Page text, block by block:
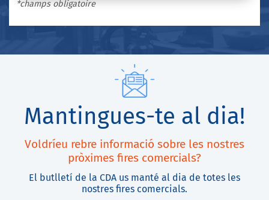
*champs obligatoire
Mantingues-te al dia!
Voldríeu rebre informació sobre les nostres
pròximes fires comercials?
El butlletí de la CDA us manté al dia de totes les
nostres fires comercials.